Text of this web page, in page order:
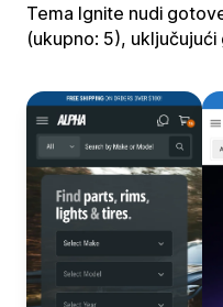
Tema Ignite nudi
(ukupno: 5),